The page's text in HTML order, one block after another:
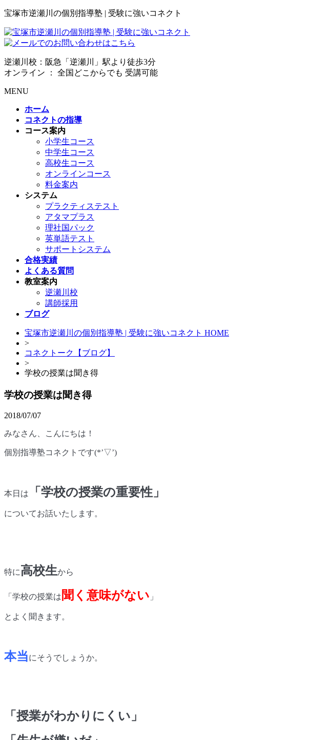
宝塚市逆瀬川の個別指導塾 | 受験に強いコネクト
逆瀬川校：阪急「逆瀬川」駅より徒歩3分
オンライン ： 全国どこからでも 受講可能
MENU
ホーム
コネクトの指導
コース案内
小学生コース
中学生コース
高校生コース
オンラインコース
料金案内
システム
プラクティステスト
アタマプラス
理社国パック
英単語テスト
サポートシステム
合格実績
よくある質問
教室案内
逆瀬川校
講師採用
ブログ
宝塚市逆瀬川の個別指導塾 | 受験に強いコネクト HOME
>
コネクトーク【ブログ】
>
学校の授業は聞き得
学校の授業は聞き得
2018/07/07
みなさん、こんにちは！
個別指導塾コネクトです(*’▽’)
本日は 「学校の授業の重要性」
についてお話いたします。
特に高校生から
「学校の授業は 聞く意味がない 」
とよく聞きます。
本当にそうでしょうか。
「授業がわかりにくい」